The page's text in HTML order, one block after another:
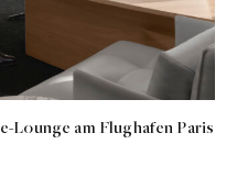
Lounge am Flughafen Paris